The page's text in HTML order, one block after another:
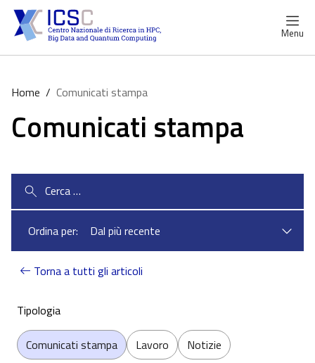
Menu
Home / Comunicati stampa
Comunicati stampa
Ricerca
per:
Ordina per:
Torna a tutti gli articoli
Tipologia
Comunicati stampa Lavoro Notizie